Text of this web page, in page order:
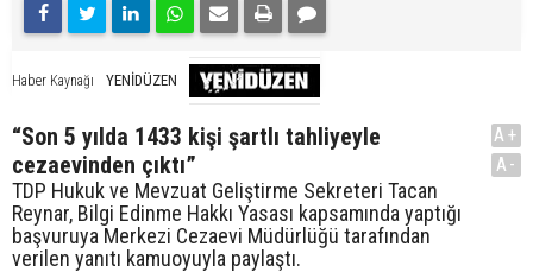
Haber Kaynağı YENİDÜZEN
“Son 5 yılda 1433 kişi şartlı tahliyeyle
cezaevinden çıktı”
TDP Hukuk ve Mevzuat Geliştirme Sekreteri Tacan
Reynar, Bilgi Edinme Hakkı Yasası kapsamında yaptığı
başvuruya Merkezi Cezaevi Müdürlüğü tarafından
verilen yanıtı kamuoyuyla paylaştı.
A+
A-